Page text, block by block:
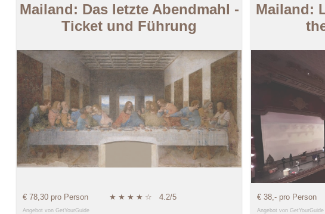
Mailand: Das letzte Abendmahl -
Ticket und Führung
€ 78,30 pro Person ★ ★ ★ ★ ☆ 4.2/5
Angebot von GetYourGuide
Mailand:
€ 38,- pro Person
Angebot von GetYourGuide